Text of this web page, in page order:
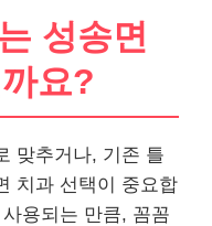
성송면
요?
맞추거나, 기존 틀
치과 선택이 중요합
용되는 만큼, 꼼꼼